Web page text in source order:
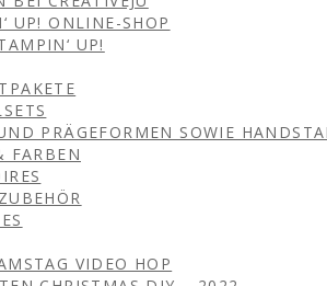
UP! ONLINE-SHOP
UP!
PRÄGEFORMEN SOWIE
FARBEN
VIDEO HOP